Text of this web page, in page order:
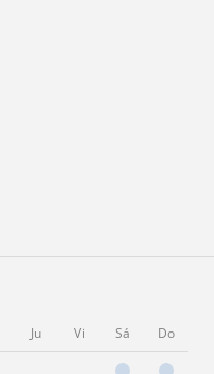
Ju Vi Sá Do